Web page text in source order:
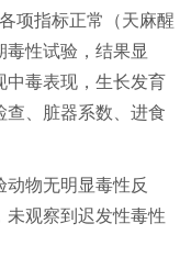
项指标正常（天麻醒
毒性试验，结果显
中毒表现，生长发育
查、脏器系数、进食
物无明显毒性反
未观察到迟发性毒性